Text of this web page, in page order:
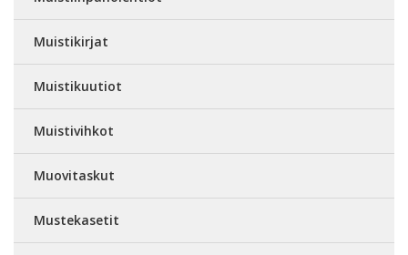
Muistikirjat
Muistikuutiot
Muistivihkot
Muovitaskut
Mustekasetit